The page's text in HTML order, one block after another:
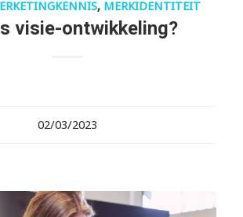
, MERKIDENTITEIT
visie-ontwikkeling?
02/03/2023